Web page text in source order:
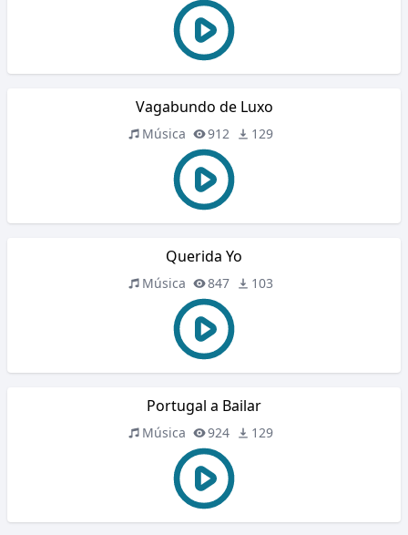
Vagabundo de Luxo
Música 912 129
Querida Yo
Música 847 103
Portugal a Bailar
Música 924 129